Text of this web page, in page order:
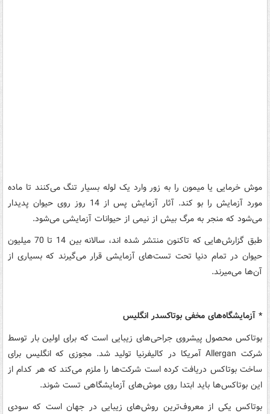
موش خرمایی یا میمون را به زور وارد یک لوله بسیار تنگ می‌کنند تا ماده
مورد آزمایش را بو کند. آثار آزمایش پس از 14 روز روی حیوان پدیدار
می‌شود که منجر به مرگ بیش از نیمی از حیوانات آزمایشی می‌شود.
طبق گزارش‌هایی که تاکنون منتشر شده اند، سالانه بین 14 تا 70 میلیون
حیوان در تمام دنیا تحت تست‌های آزمایشی قرار می‌گیرند که بسیاری از
آن‌ها می‌میرند.
* آزمایشگا‌ه‌های مخفی بوتاکسدر انگلیس
بوتاکس محصول پیشروی جراحی‌های زیبایی است که برای اولین بار توسط
شرکت Allergan آمریکا در کالیفرنیا تولید شد. مجوزی که انگلیس برای
ساخت بوتاکس دریافت کرده است شرکت‌ها را ملزم می‌کند که هر کدام از
این بوتاکس‌ها باید ابتدا روی موش‌های آزمایشگاهی تست شوند.
بوتاکس یکی از معروف‌ترین روش‌های زیبایی در جهان است که سودی